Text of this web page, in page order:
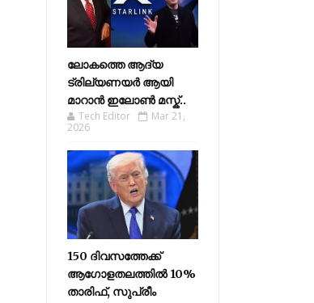
ലോകത്തെ ആദ്യ
ട്രില്യണയർ ആയി
മാറാൻ ഇലോൺ മസ്ക്..
Tech Editor
Mar 21,
2026
150 ദിവസത്തേക്ക്
ആഗോളതലത്തിൽ 10%
താരിഫ്, സുപ്രീം